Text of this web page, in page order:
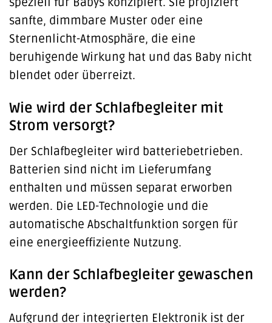
sanfte, dimmbare Muster oder eine
Sternenlicht-Atmosphäre, die eine
beruhigende Wirkung hat und das Baby nicht
blendet oder überreizt.
Wie wird der Schlafbegleiter mit
Strom versorgt?
Der Schlafbegleiter wird batteriebetrieben.
Batterien sind nicht im Lieferumfang
enthalten und müssen separat erworben
werden. Die LED-Technologie und die
automatische Abschaltfunktion sorgen für
eine energieeffiziente Nutzung.
Kann der Schlafbegleiter gewaschen
werden?
Aufgrund der integrierten Elektronik ist der